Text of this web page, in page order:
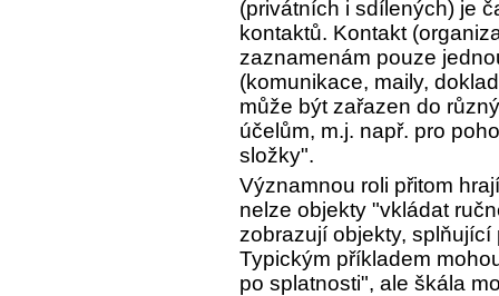
(privátních i sdílených) je
kontaktů. Kontakt
zaznamenám pouze
(komunikace, maily,
může být zařazen do
účelům, m.j. např. pro
složky".
Významnou roli přitom
nelze objekty "vkládat
zobrazují objekty,
Typickým příkladem
po splatnosti", ale škála